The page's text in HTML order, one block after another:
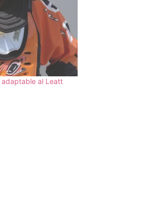
adaptable al Leatt